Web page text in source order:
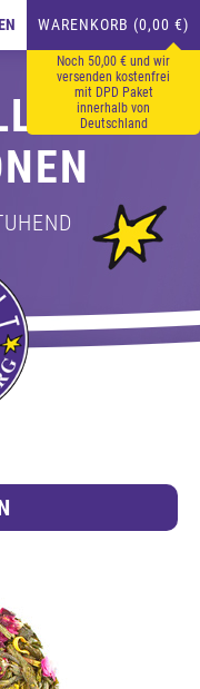
WARENKORB (0,00 €)
Noch 50,00 € und wir
versenden kostenfrei
mit DPD Paket
innerhalb von
Deutschland